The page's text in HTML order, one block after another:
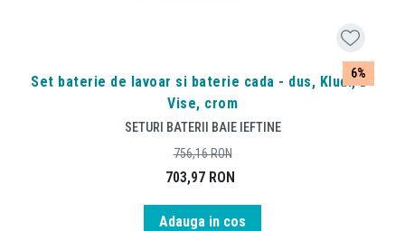
6%
Set baterie de lavoar si baterie cada - dus, Kludi, D-
Vise, crom
SETURI BATERII BAIE IEFTINE
703,97 RON
756,16RON
Adauga in cos